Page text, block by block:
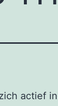
actief